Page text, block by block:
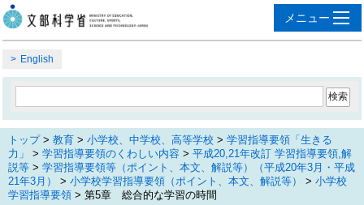
English
トップ> 教育 > 小学校、中学校、高等学校 > 学習指導要領「生きる
力」
> 学習指導要領のくわしい内容 > 平成20,21年改訂 学習指導要領,解
説等 > 学習指導要領等（ポイント、本文、解説等）（平成20年3月・平成
21年3月）
> 小学校学習指導要領（ポイント、本文、解説等） > 小学校
学習指導要領 > 第5章 総合的な学習の時間